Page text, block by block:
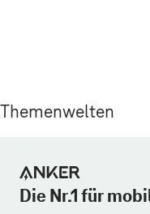
Themenwelten
Die Nr.1 für